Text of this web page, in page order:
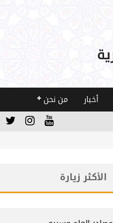
أخبار من نحن
الأكثر زيارة